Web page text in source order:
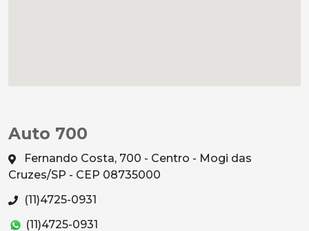
Auto 700
Fernando Costa, 700 - Centro - Mogi das
Cruzes/SP - CEP 08735000
(11)4725-0931
(11)4725-0931